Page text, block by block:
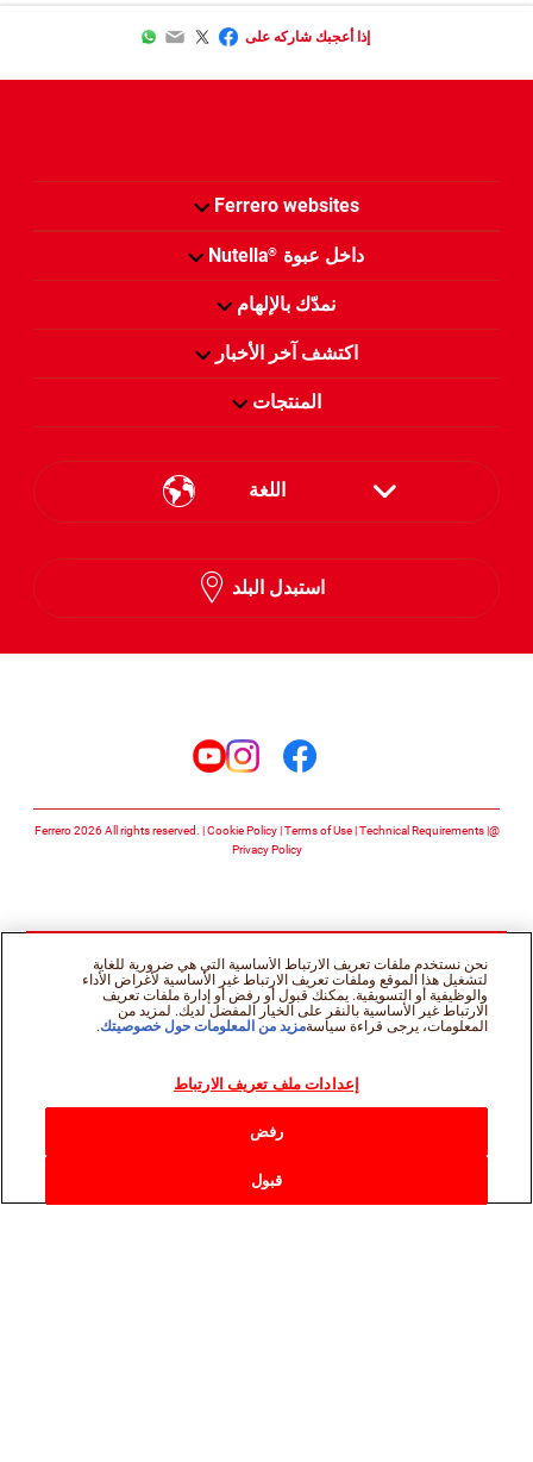
إذا أعجبك شاركه على Facebook
Twitter
Email
WhatsApp
Ferrero websites
داخل عبوة ®
Nutella
نمدّك بالإلهام
اكتشف آخر الأخبار
المنتجات
اللغة
English
استبدل البلد
@Ferrero 2026 All rights reserved.
Cookie Policy Terms of Use Technical Requirements
Privacy Policy
نحن نستخدم ملفات تعريف الارتباط الأساسية التي هي ضرورية للغاية
لتشغيل هذا الموقع وملفات تعريف الارتباط غير الأساسية لأغراض الأداء
والوظيفية أو التسويقية. يمكنك قبول أو رفض أو إدارة ملفات تعريف
الارتباط غير الأساسية بالنقر على الخيار المفضل لديك. لمزيد من
المعلومات، يرجى قراءة سياسةمزيد من المعلومات حول خصوصيتك.
إعدادات ملف تعريف الارتباط
رفض
قبول